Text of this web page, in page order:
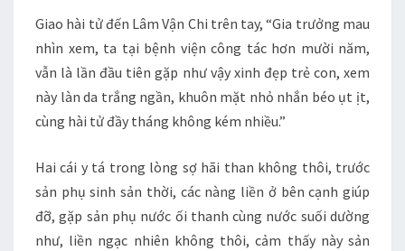
Giao hài tử đến Lâm Vận Chi trên tay, “Gia trưởng mau
nhìn xem, ta tại bệnh viện công tác hơn mười năm,
vẫn là lần đầu tiên gặp như vậy xinh đẹp trẻ con, xem
này làn da trắng ngần, khuôn mặt nhỏ nhắn béo ụt ịt,
cùng hài tử đầy tháng không kém nhiều.”
Hai cái y tá trong lòng sợ hãi than không thôi, trước
sản phụ sinh sản thời, các nàng liền ở bên cạnh giúp
đỡ, gặp sản phụ nước ối thanh cùng nước suối dường
như, liền ngạc nhiên không thôi, cảm thấy này sản